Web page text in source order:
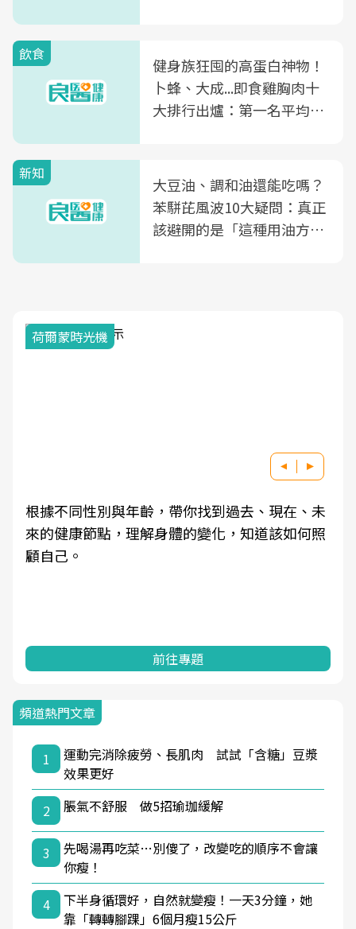
飲食
健身族狂囤的高蛋白神物！
卜蜂、大成...即食雞胸肉十
大排行出爐：第一名平均一
新知
大豆油、調和油還能吃嗎？
苯駢芘風波10大疑問：真正
該避開的是「這種用油方
荷爾蒙時光機
根據不同性別與年齡，帶你找到過去、現在、未
來的健康節點，理解身體的變化，知道該如何照
顧自己。
前往專題
頻道熱門文章
1
運動完消除疲勞、長肌肉 試試「含糖」豆漿
效果更好
2
脹氣不舒服 做5招瑜珈緩解
3
先喝湯再吃菜…別傻了，改變吃的順序不會讓
你瘦！
4
下半身循環好，自然就變瘦！一天3分鐘，她
靠「轉轉腳踝」6個月瘦15公斤